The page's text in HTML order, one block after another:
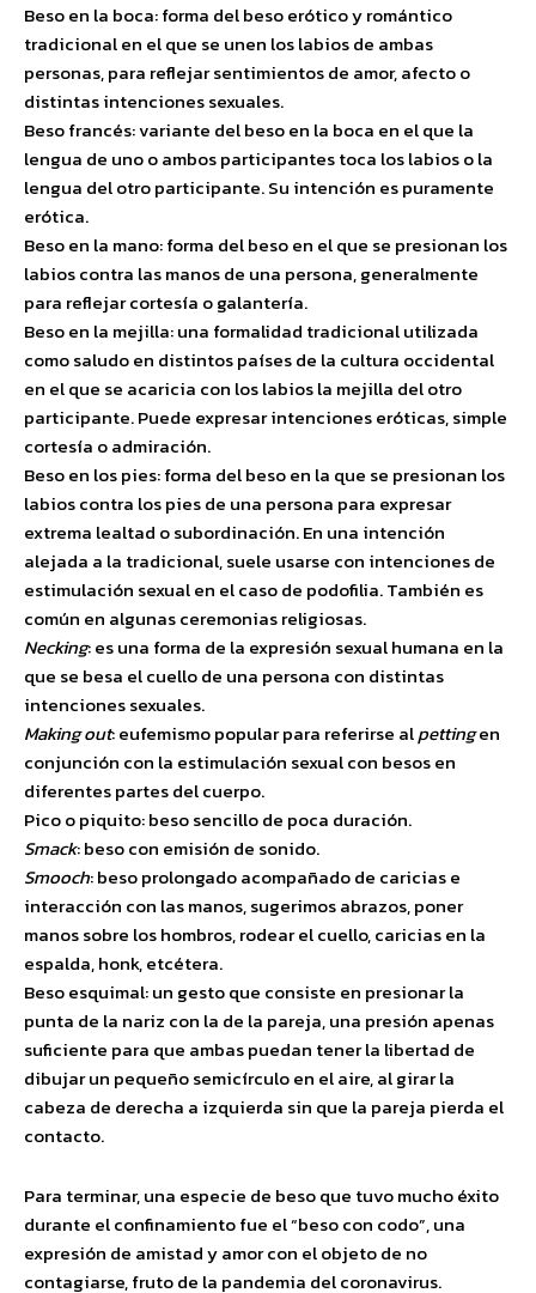
Beso en la boca: forma del beso erótico y romántico
tradicional en el que se unen los labios de ambas
personas, para reflejar sentimientos de amor, afecto o
distintas intenciones sexuales.
Beso francés: variante del beso en la boca en el que la
lengua de uno o ambos participantes toca los labios o la
lengua del otro participante. Su intención es puramente
erótica.
Beso en la mano: forma del beso en el que se presionan los
labios contra las manos de una persona, generalmente
para reflejar cortesía o galantería.
Beso en la mejilla: una formalidad tradicional utilizada
como saludo en distintos países de la cultura occidental
en el que se acaricia con los labios la mejilla del otro
participante. Puede expresar intenciones eróticas, simple
cortesía o admiración.
Beso en los pies: forma del beso en la que se presionan los
labios contra los pies de una persona para expresar
extrema lealtad o subordinación. En una intención
alejada a la tradicional, suele usarse con intenciones de
estimulación sexual en el caso de podofilia. También es
común en algunas ceremonias religiosas.
Necking: es una forma de la expresión sexual humana en la
que se besa el cuello de una persona con distintas
intenciones sexuales.
Making out: eufemismo popular para referirse alpettingen
conjunción con la estimulación sexual con besos en
diferentes partes del cuerpo.
Pico o piquito: beso sencillo de poca duración.
Smack: beso con emisión de sonido.
Smooch: beso prolongado acompañado de caricias e
interacción con las manos, sugerimos abrazos, poner
manos sobre los hombros, rodear el cuello, caricias en la
espalda, honk, etcétera.
Beso esquimal: un gesto que consiste en presionar la
punta de la nariz con la de la pareja, una presión apenas
suficiente para que ambas puedan tener la libertad de
dibujar un pequeño semicírculo en el aire, al girar la
cabeza de derecha a izquierda sin que la pareja pierda el
contacto.
Para terminar, una especie de beso que tuvo mucho éxito
durante el confinamiento fue el “beso con codo”, una
expresión de amistad y amor con el objeto de no
contagiarse, fruto de la pandemia del coronavirus.